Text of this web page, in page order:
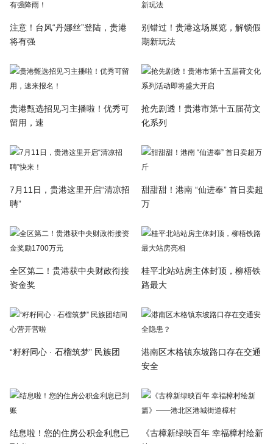
注意！台风“丹娜丝”登陆，贵港
将有强
别错过！贵港这场展览，解锁假
期新玩法
贵港甄选招见习主播啦！优秀可
留用，速
抢先剧透！贵港市第十五届荷文
化系列
7月11日，贵港这里开启“清凉招
聘”
甜甜甜！港南 “仙进奉” 首日卖超
万
全区第二！贵港获中央财政衔接
资金奖
桂平北站站房主体封顶，柳梧铁
路最大
“籽籽同心 · 石榴筑梦” 民族团
港南区木格镇东坡路口存在交通
安全
结息啦！您的住房公积金利息已
《古樟新绿映百年 幸福樟村绘新